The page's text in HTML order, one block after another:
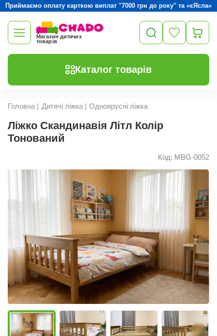
Приймаємо оплату карткою виплат "7000 грн до року" та «єЯсла»
Магазин дитячих
товарів
Каталог товарів
Головна | Дитячі ліжка| Одноярусні ліжка
Ліжко Скандинавія Літл Колір
Тонований
Код: MBG-0052